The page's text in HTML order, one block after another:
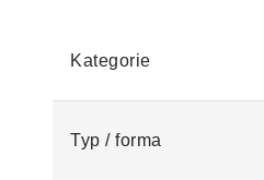
Kategorie
Typ / forma